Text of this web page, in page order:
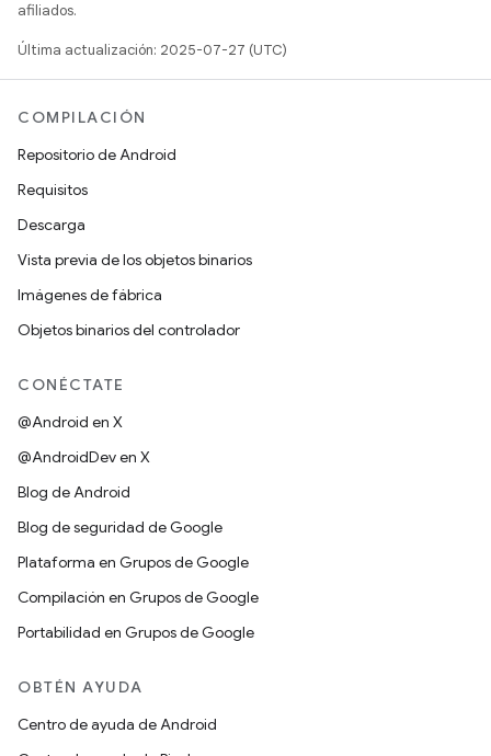
afiliados.
Última actualización: 2025-07-27 (UTC)
COMPILACIÓN
Repositorio de Android
Requisitos
Descarga
Vista previa de los objetos binarios
Imágenes de fábrica
Objetos binarios del controlador
CONÉCTATE
@Android en X
@AndroidDev en X
Blog de Android
Blog de seguridad de Google
Plataforma en Grupos de Google
Compilación en Grupos de Google
Portabilidad en Grupos de Google
OBTÉN AYUDA
Centro de ayuda de Android